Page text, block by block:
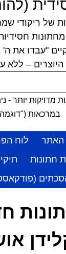
של ריקודי
"עבדו את
– ללא
מדויקות יותר -
במרכאות
האתר לוח
חתונות